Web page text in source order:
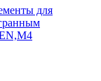
для